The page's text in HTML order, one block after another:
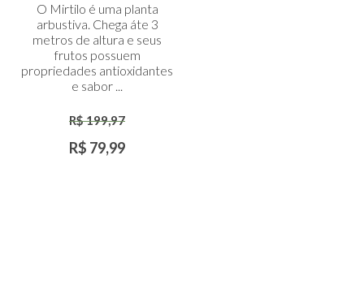
Carrinho
O Mirtilo é uma planta
arbustiva. Chega áte 3
metros de altura e seus
frutos possuem
propriedades antioxidantes
e sabor ...
R$ 199,97
R$ 79,99